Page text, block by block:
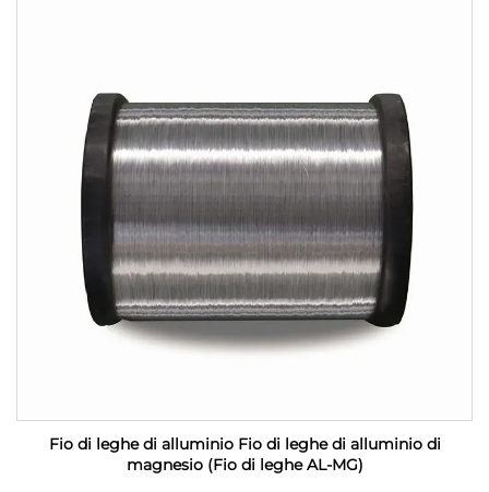
Fio di leghe di alluminio Fio di leghe di alluminio di
magnesio (Fio di leghe AL-MG)